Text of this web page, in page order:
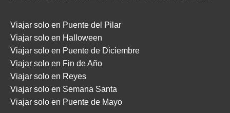
Viajar solo en Puente del Pilar
Viajar solo en Halloween
Viajar solo en Puente de Diciembre
Viajar solo en Fin de Año
Viajar solo en Reyes
Viajar solo en Semana Santa
Viajar solo en Puente de Mayo